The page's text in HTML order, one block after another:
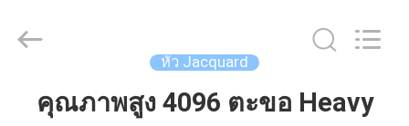
บ้าน
Goodfore
Reserved.
หัว Jacquard
คุณภาพสูง 4096 ตะขอ Heavy